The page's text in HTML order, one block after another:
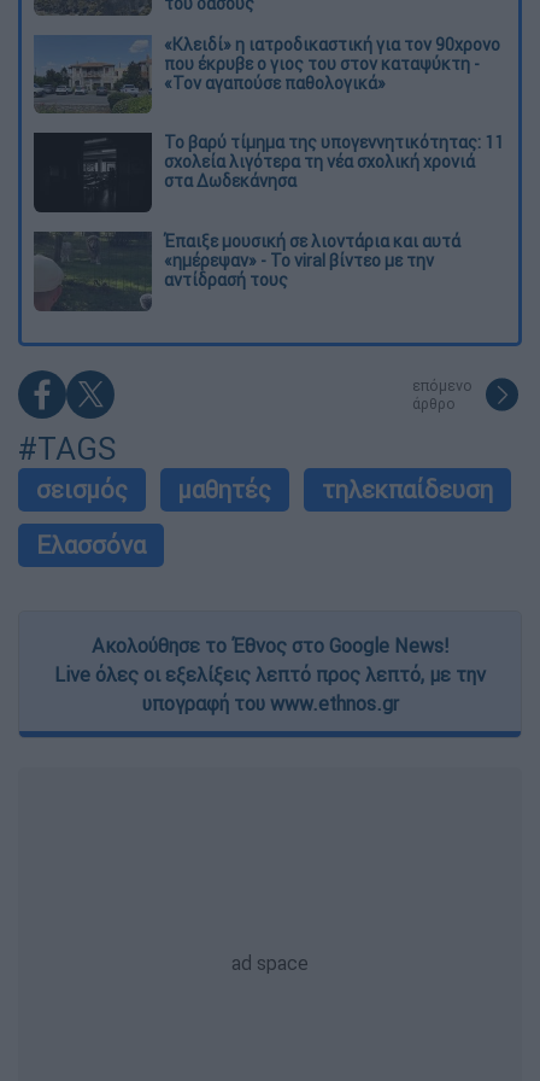
«Κλειδί» η ιατροδικαστική για τον 90χρονο
που έκρυβε ο γιος του στον καταψύκτη -
«Τον αγαπούσε παθολογικά»
Το βαρύ τίμημα της υπογεννητικότητας: 11
σχολεία λιγότερα τη νέα σχολική χρονιά
στα Δωδεκάνησα
Έπαιξε μουσική σε λιοντάρια και αυτά
«ημέρεψαν» - Το viral βίντεο με την
αντίδρασή τους
επόμενο
άρθρο
#TAGS
σεισμός μαθητές
τηλεκπαίδευση
Ελασσόνα
Ακολούθησε το Έθνος στο Google News!
Live όλες οι εξελίξεις λεπτό προς λεπτό, με την
υπογραφή του www.ethnos.gr